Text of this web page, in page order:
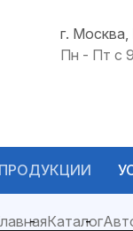
г. Москва,
Пн - Пт с
Каталог